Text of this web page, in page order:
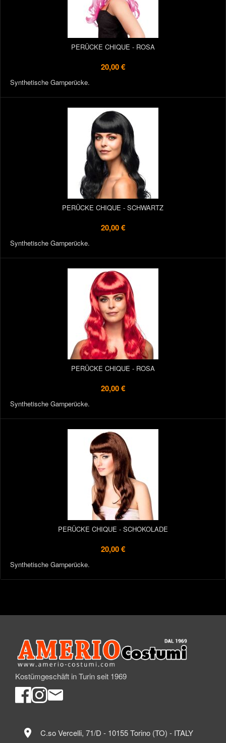
PERÜCKE CHIQUE - ROSA
20,00 €
Synthetische Garnperücke.
PERÜCKE CHIQUE - SCHWARTZ
20,00 €
Synthetische Garnperücke.
PERÜCKE CHIQUE - ROSA
20,00 €
Synthetische Garnperücke.
PERÜCKE CHIQUE - SCHOKOLADE
20,00 €
Synthetische Garnperücke.
Kostümgeschäft in Turin seit 1969
location_on C.so Vercelli, 71/D - 10155 Torino (TO) - ITALY